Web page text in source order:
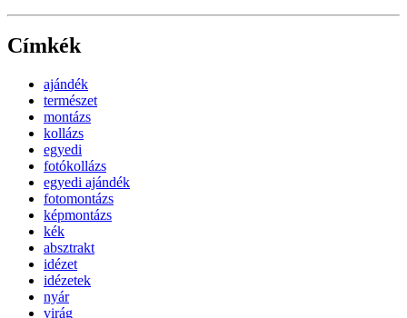
Címkék
ajándék
természet
montázs
kollázs
egyedi
fotókollázs
egyedi ajándék
fotomontázs
képmontázs
kék
absztrakt
idézet
idézetek
nyár
virág